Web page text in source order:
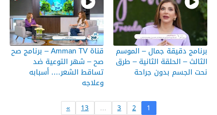
برنامج دقيقة جمال – الموسم
الثالث – الحلقة الثانية – طرق
نحت الجسم بدون جراحة
قناة Amman TV – برنامج صح
صح – شهر التوعية ضد
تساقط الشعر…. أسبابه
وعلاجه
1
2
3
…
13
»